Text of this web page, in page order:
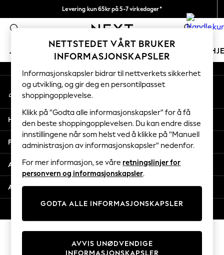
Levering kun 65kr på 5-7 virkedager*
Vi betaler alle tollavgifter 0
JENTER GUTTER BABY KVINNER
GIRLS
New In
50 - 92cm
98 - 110cm
116 - 134cm
140 - 174cm
Trending: Top & Short Sets
Trending: Clogs
Toy Story
THE SET
Coats & Jackets
Sweatshirts & Hoodies
Knitwear
Cardigans
An error occurred on client
Våre sosiale nettverk
Min konto
Logg inn på kontoen din
Hjelp
Personvern & Juridisk
Avdelinger
Andre tjenester
NETTSTEDET VÅRT BRUKER
INFORMASJONSKAPSLER
Informasjonskapsler bidrar til nettverkets sikkerhet
og utvikling, og gir deg en persontilpasset
shoppingopplevelse.
Klikk på "Godta alle informasjonskapsler" for å få
den beste shoppingopplevelsen. Du kan endre disse
innstillingene når som helst ved å klikke på "Manuell
administrasjon av informasjonskapsler" nedenfor.
For mer informasjon, se våre retningslinjer for
personvern og informasjonskapsler.
GODTA ALLE INFORMASJONSKAPSLER
AVVIS UNØDVENDIGE